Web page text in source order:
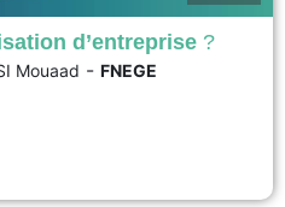
est soumis en permanence à
s’adapter au grès des changements
etc. Pour piloter ces
d’entreprise ?
Mouaad - FNEGE